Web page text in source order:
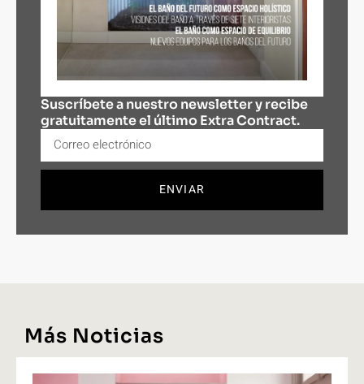
Suscríbete a nuestro newsletter y recibe
gratuitamente el último Extra Contract.
ENVIAR
Más Noticias